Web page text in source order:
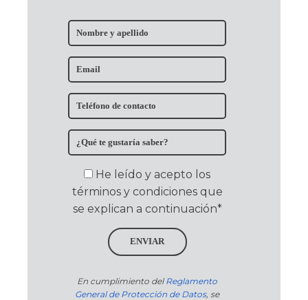
He leído y acepto los
términos y condiciones que
se explican a continuación*
ENVIAR
En cumplimiento delReglamento
General de Protección de Datos, se